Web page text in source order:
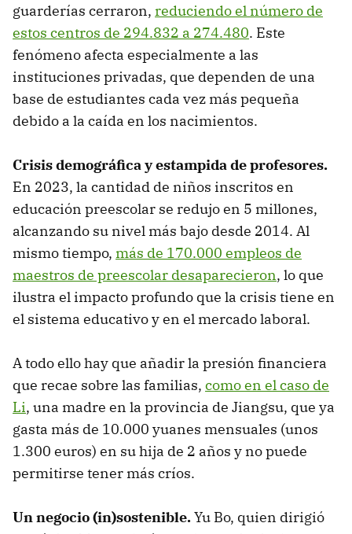
guarderías cerraron, reduciendo el número de
estos centros de 294.832 a 274.480. Este
fenómeno afecta especialmente a las
instituciones privadas, que dependen de una
base de estudiantes cada vez más pequeña
debido a la caída en los nacimientos.
Crisis demográfica y estampida de profesores.
En 2023, la cantidad de niños inscritos en
educación preescolar se redujo en 5 millones,
alcanzando su nivel más bajo desde 2014. Al
mismo tiempo, más de 170.000 empleos de
maestros de preescolar desaparecieron, lo que
ilustra el impacto profundo que la crisis tiene en
el sistema educativo y en el mercado laboral.
A todo ello hay que añadir la presión financiera
que recae sobre las familias, como en el caso de
Li, una madre en la provincia de Jiangsu, que ya
gasta más de 10.000 yuanes mensuales (unos
1.300 euros) en su hija de 2 años y no puede
permitirse tener más críos.
Un negocio (in)sostenible.Yu Bo, quien dirigió